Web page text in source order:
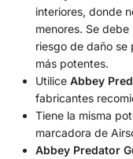
interiores, donde
menores. Se
riesgo de daño se
más potentes.
Utilice Abbey
fabricantes
Tiene la misma
marcadora de
Abbey Predator